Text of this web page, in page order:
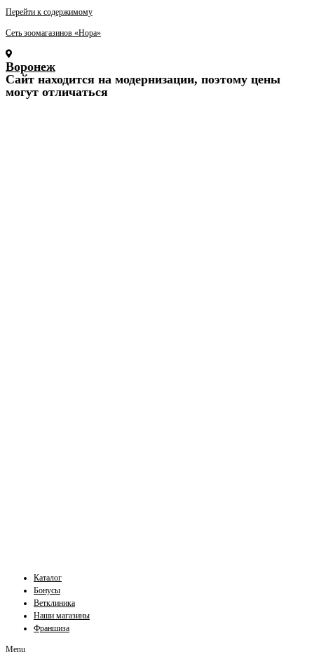
Перейти к содержимому
Сеть зоомагазинов «Нора»
Воронеж
Cайт находится на модернизации, поэтому цены
могут отличаться
Каталог
Бонусы
Ветклиника
Наши магазины
Франшиза
Menu